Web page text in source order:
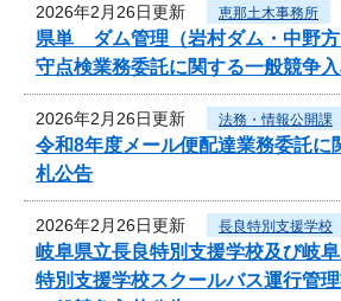
2026年2月26日更新 恵那土木事務所
県単 ダム管理（岩村ダム・中野
守点検業務委託に関する一般競争
2026年2月26日更新 法務・情報公開課
令和8年度メール便配達業務委託に
札公告
2026年2月26日更新 長良特別支援学校
岐阜県立長良特別支援学校及び岐
特別支援学校スクールバス運行管